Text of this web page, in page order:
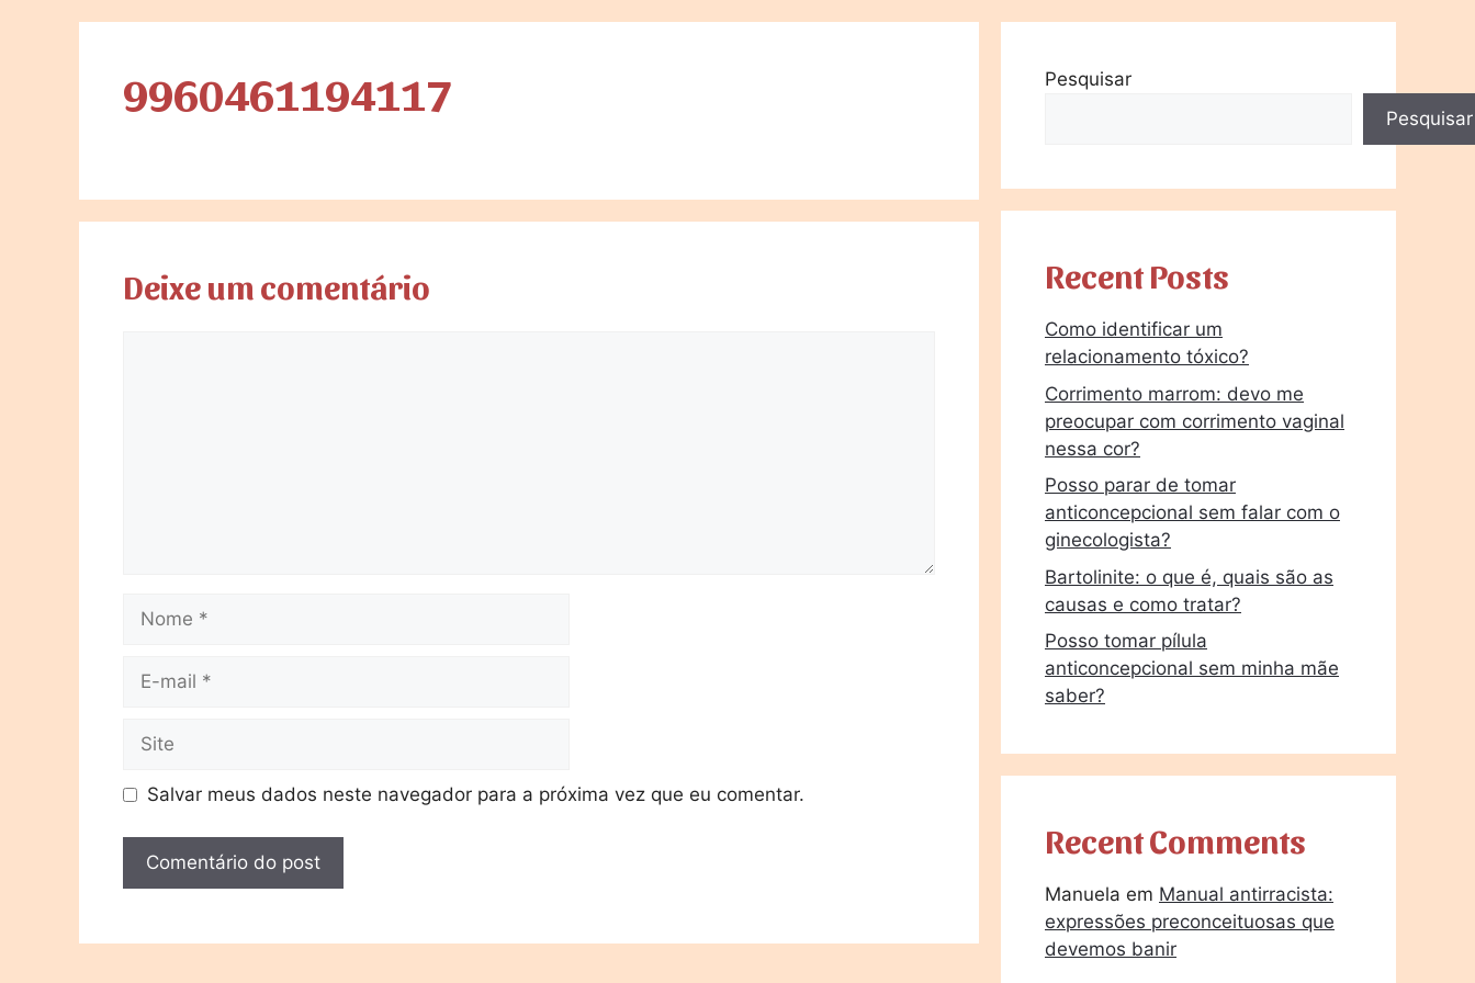
9960461194117
Deixe um comentário
Salvar meus dados neste navegador para a próxima vez que eu comentar.
Pesquisar
Pesquisar
Recent Posts
Como identificar um
relacionamento tóxico?
Corrimento marrom: devo me
preocupar com corrimento vaginal
nessa cor?
Posso parar de tomar
anticoncepcional sem falar com o
ginecologista?
Bartolinite: o que é, quais são as
causas e como tratar?
Posso tomar pílula
anticoncepcional sem minha mãe
saber?
Recent Comments
Manuela em Manual antirracista:
expressões preconceituosas que
devemos banir